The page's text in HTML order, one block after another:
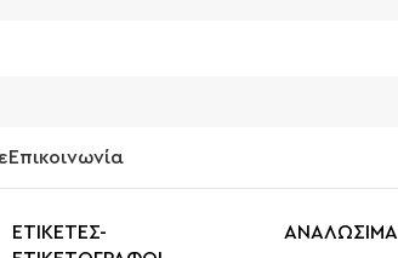
Επικοινωνία
ΕΤΙΚΕΤΕΣ-
ΑΝΑΛΩΣΙΜΑ